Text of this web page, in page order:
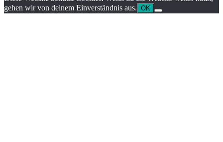
gehen wir von deinem Einverständnis aus. OK